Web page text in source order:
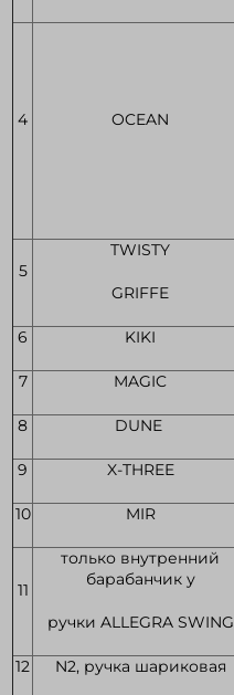
4 OCEAN
5
TWISTY
GRIFFE
6 KIKI
7 MAGIC
8 DUNE
9 X-THREE
10 MIR
11
только внутренний
барабанчик у
ручки ALLEGRA SWING
12 N2, ручка шариковая